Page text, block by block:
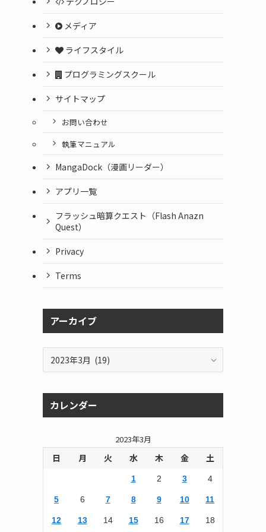
メディア
ライフスタイル
プログラミングスクール
サイトマップ
お問い合わせ
執筆マニュアル
MangaDock（漫画リーダー）
アプリ一覧
フラッシュ暗算クエスト（Flash Anazn
Quest）
Privacy
Terms
アーカイブ
イ
カレンダー
2023年3月
日 月 火 水 木 金 土
1 2 3 4
5 6 7 8 9 10 11
12 13 14 15 16 17 18